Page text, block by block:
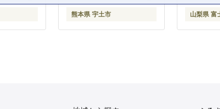
熊本県 宇土市 山梨県 富